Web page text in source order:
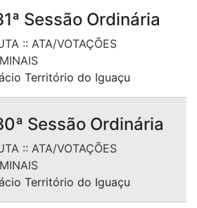
Sessão Ordinária
:: ATA/VOTAÇÕES
Território do Iguaçu
Sessão Ordinária
:: ATA/VOTAÇÕES
Território do Iguaçu